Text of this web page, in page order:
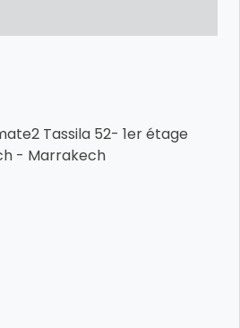
Tassila 52- 1er étage
- Marrakech